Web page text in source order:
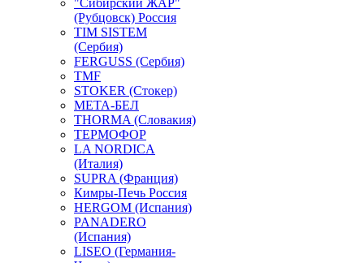
"Сибирский ЖАР"
(Рубцовск) Россия
TIM SISTEM
(Сербия)
FERGUSS (Сербия)
TMF
STOKER (Стокер)
МЕТА-БЕЛ
THORMA (Словакия)
ТЕРМОФОР
LA NORDICA
(Италия)
SUPRA (Франция)
Кимры-Печь Россия
HERGOM (Испания)
PANADERO
(Испания)
LISEO (Германия-